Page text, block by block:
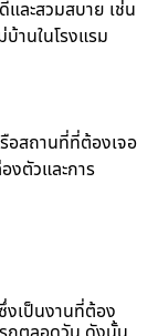
และสวมสบาย เช่น
านในโรงแรม
อสถานที่ที่ต้องเจอ
งตัวและการ
เป็นงานที่ต้อง